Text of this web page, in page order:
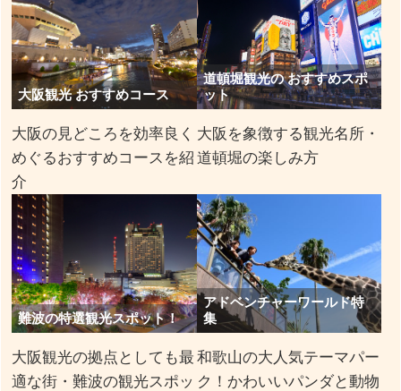
大阪観光 おすすめコース
大阪の見どころを効率良く
めぐるおすすめコースを紹
介
道頓堀観光の おすすめスポ
ット
大阪を象徴する観光名所・
道頓堀の楽しみ方
難波の特選観光スポット！
大阪観光の拠点としても最
適な街・難波の観光スポッ
アドベンチャーワールド特
集
和歌山の大人気テーマパー
ク！かわいいパンダと動物